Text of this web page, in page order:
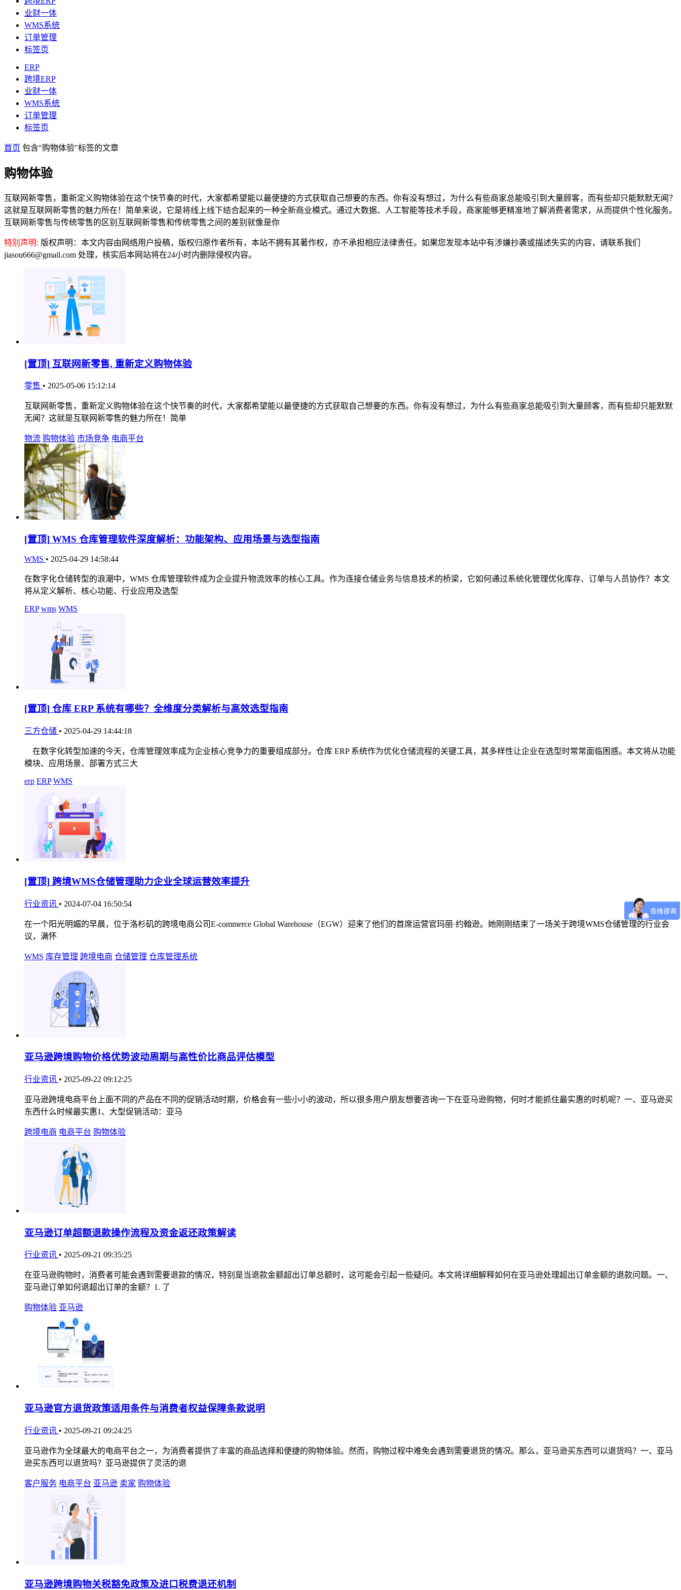
业财一体
WMS系统
订单管理
标签页
ERP
跨境ERP
业财一体
WMS系统
订单管理
标签页
首页 包含"购物体验"标签的文章
购物体验
互联网新零售，重新定义购物体验在这个快节奏的时代，大家都希望能以最便捷的方式获取自己想要的东西。你有没有想过，为什么有些商家总能吸引到大量顾客，而有些却只能默默无闻？
这就是互联网新零售的魅力所在！简单来说，它是将线上线下结合起来的一种全新商业模式。通过大数据、人工智能等技术手段，商家能够更精准地了解消费者需求，从而提供个性化服务。
互联网新零售与传统零售的区别互联网新零售和传统零售之间的差别就像是你
特别声明: 版权声明：本文内容由网络用户投稿，版权归原作者所有，本站不拥有其著作权，亦不承担相应法律责任。如果您发现本站中有涉嫌抄袭或描述失实的内容，请联系我们
jiasou666@gmail.com 处理，核实后本网站将在24小时内删除侵权内容。
[置顶] 互联网新零售, 重新定义购物体验
零售 • 2025-05-06 15:12:14
互联网新零售，重新定义购物体验在这个快节奏的时代，大家都希望能以最便捷的方式获取自己想要的东西。你有没有想过，为什么有些商家总能吸引到大量顾客，而有些却只能默默
无闻？这就是互联网新零售的魅力所在！简单
物流 购物体验 市场竞争 电商平台
[置顶] WMS 仓库管理软件深度解析：功能架构、应用场景与选型指南
WMS • 2025-04-29 14:58:44
在数字化仓储转型的浪潮中，WMS 仓库管理软件成为企业提升物流效率的核心工具。作为连接仓储业务与信息技术的桥梁，它如何通过系统化管理优化库存、订单与人员协作？本文
将从定义解析、核心功能、行业应用及选型
ERP wms WMS
[置顶] 仓库 ERP 系统有哪些？全维度分类解析与高效选型指南
三方仓储 • 2025-04-29 14:44:18
在数字化转型加速的今天，仓库管理效率成为企业核心竞争力的重要组成部分。仓库 ERP 系统作为优化仓储流程的关键工具，其多样性让企业在选型时常常面临困惑。本文将从功能
模块、应用场景、部署方式三大
erp ERP WMS
[置顶] 跨境WMS仓储管理助力企业全球运营效率提升
行业资讯 • 2024-07-04 16:50:54
在一个阳光明媚的早晨，位于洛杉矶的跨境电商公司E-commerce Global Warehouse（EGW）迎来了他们的首席运营官玛丽·约翰逊。她刚刚结束了一场关于跨境WMS仓储管理的行业会
议，满怀
WMS 库存管理 跨境电商 仓储管理 仓库管理系统
亚马逊跨境购物价格优势波动周期与高性价比商品评估模型
行业资讯 • 2025-09-22 09:12:25
亚马逊跨境电商平台上面不同的产品在不同的促销活动时期，价格会有一些小小的波动，所以很多用户朋友想要咨询一下在亚马逊购物，何时才能抓住最实惠的时机呢？一、亚马逊买
东西什么时候最实惠1、大型促销活动：亚马
跨境电商 电商平台 购物体验
亚马逊订单超额退款操作流程及资金返还政策解读
行业资讯 • 2025-09-21 09:35:25
在亚马逊购物时，消费者可能会遇到需要退款的情况，特别是当退款金额超出订单总额时，这可能会引起一些疑问。本文将详细解释如何在亚马逊处理超出订单金额的退款问题。一、
亚马逊订单如何退超出订单的金额？1. 了
购物体验 亚马逊
亚马逊官方退货政策适用条件与消费者权益保障条款说明
行业资讯 • 2025-09-21 09:24:25
亚马逊作为全球最大的电商平台之一，为消费者提供了丰富的商品选择和便捷的购物体验。然而，购物过程中难免会遇到需要退货的情况。那么，亚马逊买东西可以退货吗？一、亚马
逊买东西可以退货吗？亚马逊提供了灵活的退
客户服务 电商平台 亚马逊 卖家 购物体验
亚马逊跨境购物关税豁免政策及进口税费退还机制